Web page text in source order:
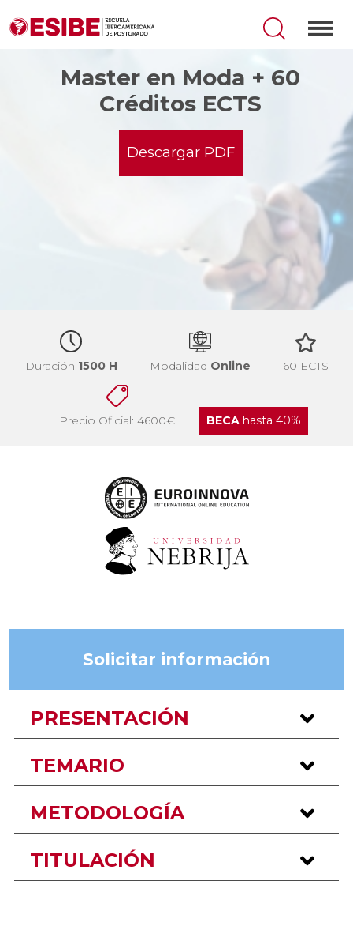
Master en Moda + 60
Créditos ECTS
Descargar PDF
Duración 1500 H Modalidad Online 60 ECTS
Precio Oficial: 4600€ BECA hasta 40%
Solicitar información
PRESENTACIÓN
TEMARIO
METODOLOGÍA
TITULACIÓN